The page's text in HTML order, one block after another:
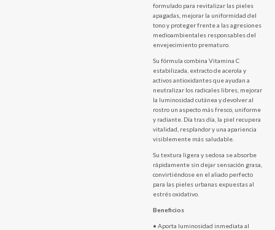
formulado para revitalizar las pieles
apagadas, mejorar la uniformidad del
tono y proteger frente a las agresiones
medioambientales responsables del
envejecimiento prematuro.
Su fórmula combina Vitamina C
estabilizada, extracto de acerola y
activos antioxidantes que ayudan a
neutralizar los radicales libres, mejorar
la luminosidad cutánea y devolver al
rostro un aspecto más fresco, uniforme
y radiante. Día tras día, la piel recupera
vitalidad, resplandor y una apariencia
visiblemente más saludable.
Su textura ligera y sedosa se absorbe
rápidamente sin dejar sensación grasa,
convirtiéndose en el aliado perfecto
para las pieles urbanas expuestas al
estrés oxidativo.
Beneficios
• Aporta luminosidad inmediata al